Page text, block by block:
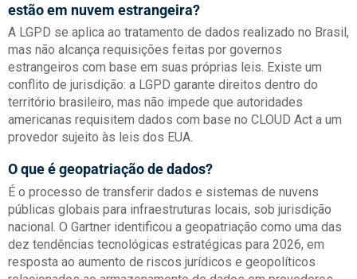
estão em nuvem estrangeira?
A LGPD se aplica ao tratamento de dados realizado no Brasil,
mas não alcança requisições feitas por governos
estrangeiros com base em suas próprias leis. Existe um
conflito de jurisdição: a LGPD garante direitos dentro do
território brasileiro, mas não impede que autoridades
americanas requisitem dados com base no CLOUD Act a um
provedor sujeito às leis dos EUA.
O que é geopatriação de dados?
É o processo de transferir dados e sistemas de nuvens
públicas globais para infraestruturas locais, sob jurisdição
nacional. O Gartner identificou a geopatriação como uma das
dez tendências tecnológicas estratégicas para 2026, em
resposta ao aumento de riscos jurídicos e geopolíticos